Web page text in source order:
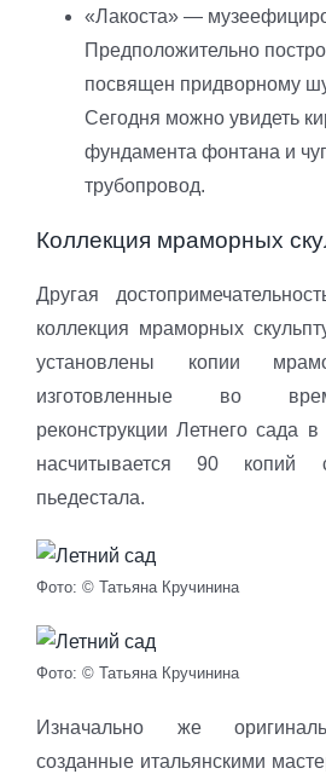
«Лакоста» —
Предположительно
посвящен придворному
Сегодня можно увидеть
фундамента фонтана и
трубопровод.
Коллекция мраморных
Другая
коллекция мраморных
установлены копии
изготовленные во
реконструкции Летнего сада в
насчитывается 90 копий
пьедестала.
Фото: © Татьяна Кручинина
Фото: © Татьяна Кручинина
Изначально же
созданные итальянскими